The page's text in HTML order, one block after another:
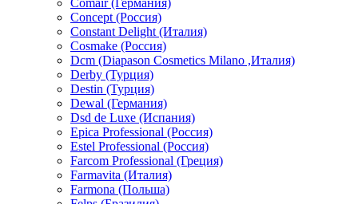
Comair (Германия)
Concept (Россия)
Constant Delight (Италия)
Cosmake (Россия)
Dcm (Diapason Cosmetics Milano ,Италия)
Derby (Турция)
Destin (Турция)
Dewal (Германия)
Dsd de Luxe (Испания)
Epica Professional (Россия)
Estel Professional (Россия)
Farcom Professional (Греция)
Farmavita (Италия)
Farmona (Польша)